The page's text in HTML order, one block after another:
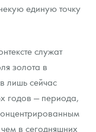
единую точку
служат
золота в
лишь сейчас
годов — периода,
в сегодняшних